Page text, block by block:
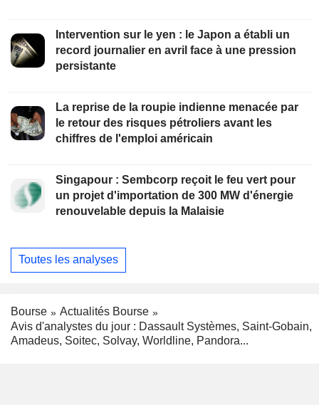
Intervention sur le yen : le Japon a établi un
record journalier en avril face à une pression
persistante
La reprise de la roupie indienne menacée par
le retour des risques pétroliers avant les
chiffres de l'emploi américain
Singapour : Sembcorp reçoit le feu vert pour
un projet d'importation de 300 MW d'énergie
renouvelable depuis la Malaisie
Toutes les analyses
Bourse
Actualités Bourse
Avis d'analystes du jour : Dassault Systèmes, Saint-Gobain,
Amadeus, Soitec, Solvay, Worldline, Pandora...